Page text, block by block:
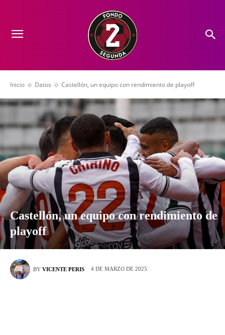
Inicio Datos Castellón, un equipo con rendimiento de playoff
Castellón, un equipo con rendimiento de
playoff
BY VICENTE PERIS 4 DE MARZO DE 2025